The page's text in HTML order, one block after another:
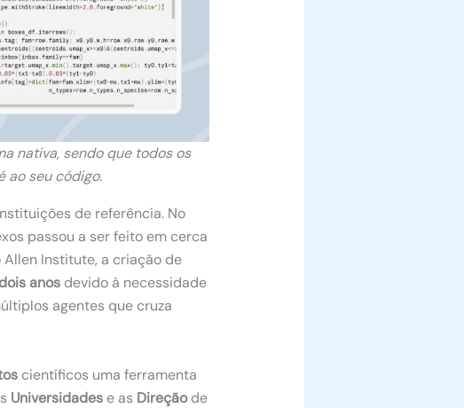
nativa, sendo que todos os
ao seu código.
de referência. No
passou a ser feito em cerca
Institute, a criação de
anosdevido à necessidade
agentes que cruza
científicos uma ferramenta
Universidadese as Direçãode